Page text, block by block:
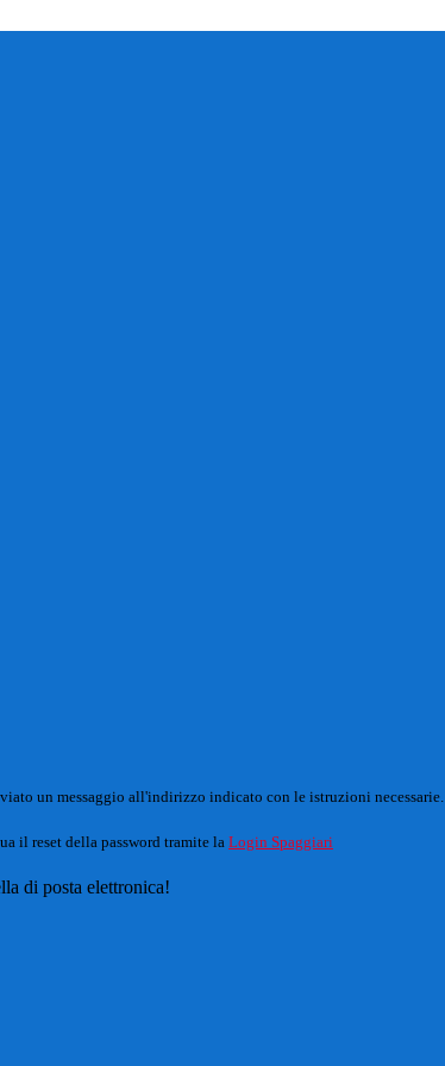
un messaggio all'indirizzo indicato con le istruzioni necessarie.
il reset della password tramite la Login Spaggiari
di posta elettronica!